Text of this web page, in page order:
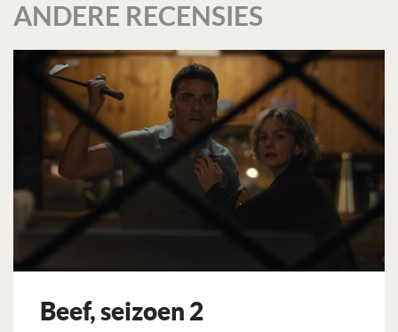
ANDERE RECENSIES
Beef, seizoen 2